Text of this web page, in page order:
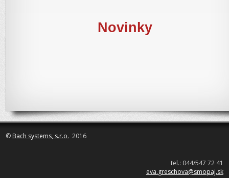
Novinky
© Bach systems, s.r.o. 2016
tel.: 044/547 72 41
eva.greschova@smopaj.sk